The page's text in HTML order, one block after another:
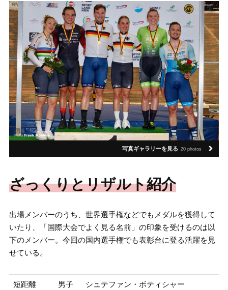
写真ギャラリーを見る 20 photos
ざっくりとリザルト紹介
出場メンバーのうち、世界選手権などでもメダルを獲得して
いたり、「国際大会でよく見る名前」の印象を受けるのは以
下のメンバー。今回の国内選手権でも表彰台に登る活躍を見
せている。
短距離 男子
シュテファン・ボティシャー